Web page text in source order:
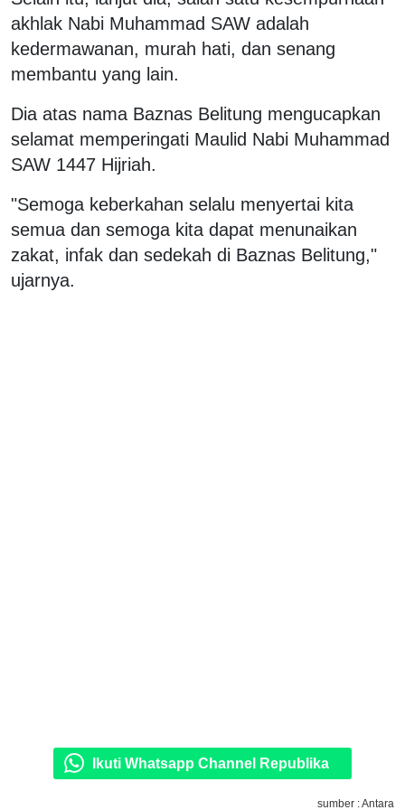
akhlak Nabi Muhammad SAW adalah
kedermawanan, murah hati, dan senang
membantu yang lain.
Dia atas nama Baznas Belitung mengucapkan
selamat memperingati Maulid Nabi Muhammad
SAW 1447 Hijriah.
‎"Semoga keberkahan selalu menyertai kita
semua dan semoga kita dapat menunaikan
zakat, infak dan sedekah di Baznas Belitung,"
ujarnya.
Ikuti Whatsapp Channel Republika
sumber : Antara